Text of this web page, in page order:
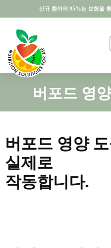
신규 환자의 95%는 보험을
신규 환자의 95%는 보험을
버포드 영
버포드 영양
실제로
작동합니다.